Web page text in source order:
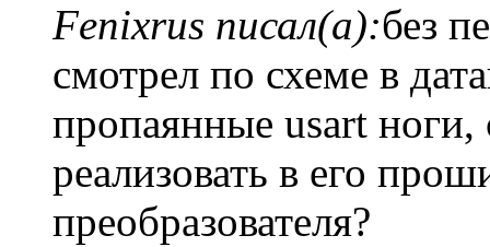
Fenixrus писал(а):без
смотрел по схеме в
пропаянные usart
реализовать в его
преобразователя?